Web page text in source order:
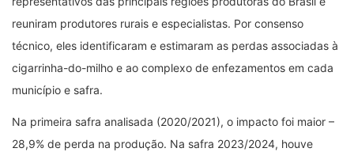
reuniram produtores rurais e especialistas. Por consenso
técnico, eles identificaram e estimaram as perdas associadas à
cigarrinha-do-milho e ao complexo de enfezamentos em cada
município e safra.
Na primeira safra analisada (2020/2021), o impacto foi maior –
28,9% de perda na produção. Na safra 2023/2024, houve